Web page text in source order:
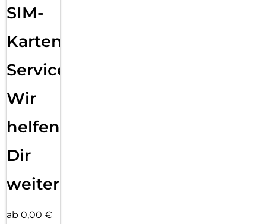
SIM-
Karten
Service:
Wir
helfen
Dir
weiter
ab 0,00 €